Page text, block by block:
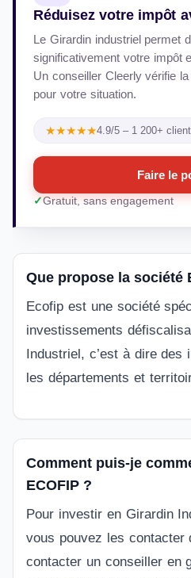
Réduisez votre impôt
Le Girardin industriel permet
significativement votre impôt
Un conseiller Cleerly vérifie
pour votre situation.
★★★★★4.9/5 – 1 200+
Faire le
Gratuit, sans engagement
Que propose la société
Ecofip est une société
investissements
Industriel, c’est à dire des
les départements et
Comment puis-je
ECOFIP ?
Pour investir en Girardin
vous pouvez les contacter
contacter un conseiller en